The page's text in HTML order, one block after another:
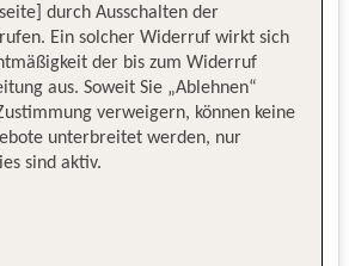
durch Ausschalten der
Ein solcher Widerruf wirkt sich
der bis zum Widerruf
aus. Soweit Sie „Ablehnen“
verweigern, können keine
unterbreitet werden, nur
sind aktiv.